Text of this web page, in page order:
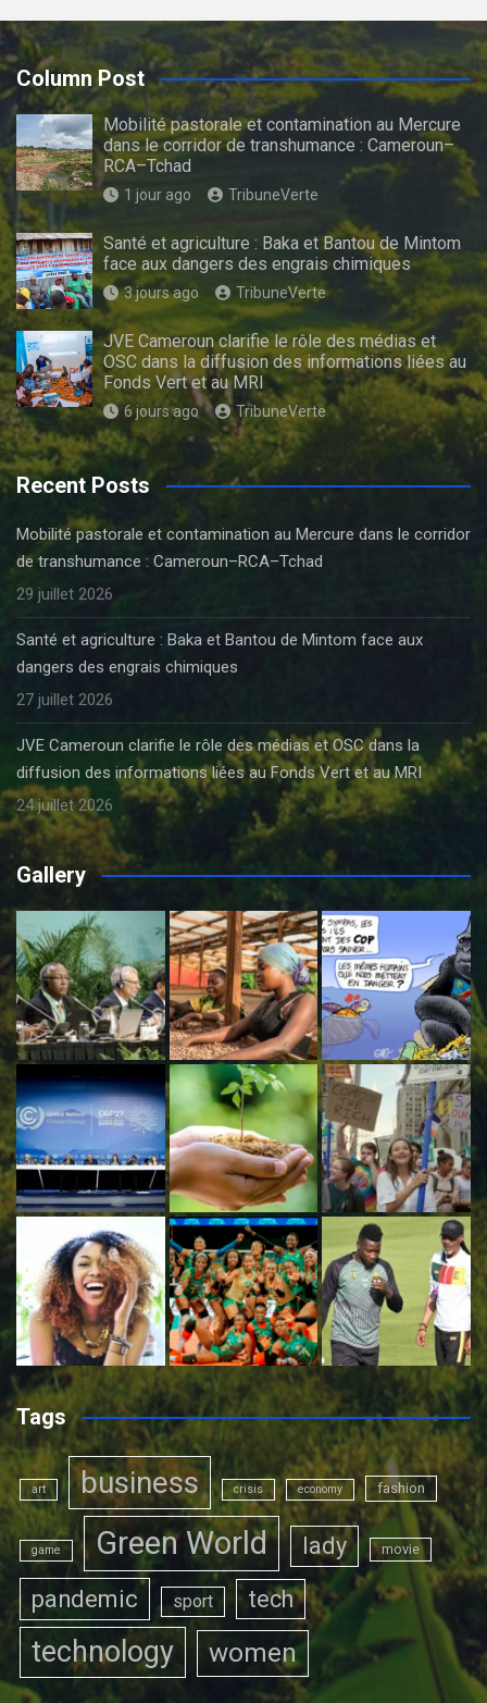
Column Post
Mobilité pastorale et contamination au Mercure
dans le corridor de transhumance : Cameroun–
RCA–Tchad
1 jour ago TribuneVerte
Santé et agriculture : Baka et Bantou de Mintom
face aux dangers des engrais chimiques
3 jours ago TribuneVerte
JVE Cameroun clarifie le rôle des médias et
OSC dans la diffusion des informations liées au
Fonds Vert et au MRI
6 jours ago TribuneVerte
Recent Posts
Mobilité pastorale et contamination au Mercure dans le corridor
de transhumance : Cameroun–RCA–Tchad
29 juillet 2026
Santé et agriculture : Baka et Bantou de Mintom face aux
dangers des engrais chimiques
27 juillet 2026
JVE Cameroun clarifie le rôle des médias et OSC dans la
diffusion des informations liées au Fonds Vert et au MRI
24 juillet 2026
Gallery
Tags
art business crisis economy fashion
game Green World lady movie
pandemic sport tech
technology women